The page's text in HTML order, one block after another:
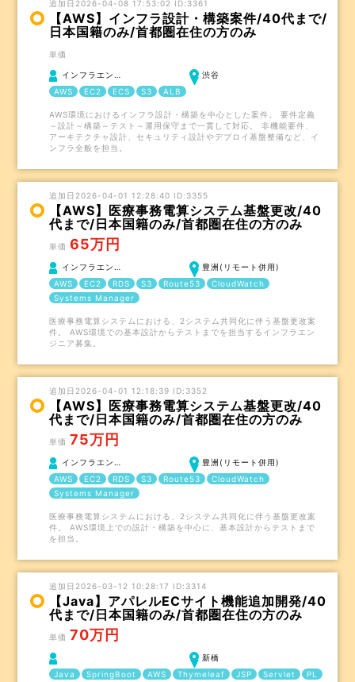
追加日2026-04-08 17:53:02 ID:3361
【AWS】インフラ設計・構築案件/40代まで/
日本国籍のみ/首都圏在住の方のみ
単価
インフラエン…
渋谷
AWS
EC2 ECS S3 ALB
AWS環境におけるインフラ設計・構築を中心とした案件。 要件定義
～設計～構築～テスト～運用保守まで一貫して対応。 非機能要件、
アーキテクチャ設計、セキュリティ設計やデプロイ基盤整備など、イ
ンフラ全般を担当。
追加日2026-04-01 12:28:40 ID:3355
【AWS】医療事務電算システム基盤更改/40
代まで/日本国籍のみ/首都圏在住の方のみ
単価 65万円
インフラエン…
豊洲(リモート併用)
AWS
EC2 RDS S3 Route53
CloudWatch
Systems Manager
医療事務電算システムにおける、2システム共同化に伴う基盤更改案
件。 AWS環境での基本設計からテストまでを担当するインフラエン
ジニア募集。
追加日2026-04-01 12:18:39 ID:3352
【AWS】医療事務電算システム基盤更改/40
代まで/日本国籍のみ/首都圏在住の方のみ
単価 75万円
インフラエン…
豊洲(リモート併用)
AWS
EC2 RDS S3 Route53
CloudWatch
Systems Manager
医療事務電算システムにおける、2システム共同化に伴う基盤更改案
件。 AWS環境上での設計・構築を中心に、基本設計からテストまで
を担当。
追加日2026-03-12 10:28:17 ID:3314
【Java】アパレルECサイト機能追加開発/40
代まで/日本国籍のみ/首都圏在住の方のみ
単価 70万円
新橋
Java
SpringBoot AWS Thymeleaf JSP Servlet
PL